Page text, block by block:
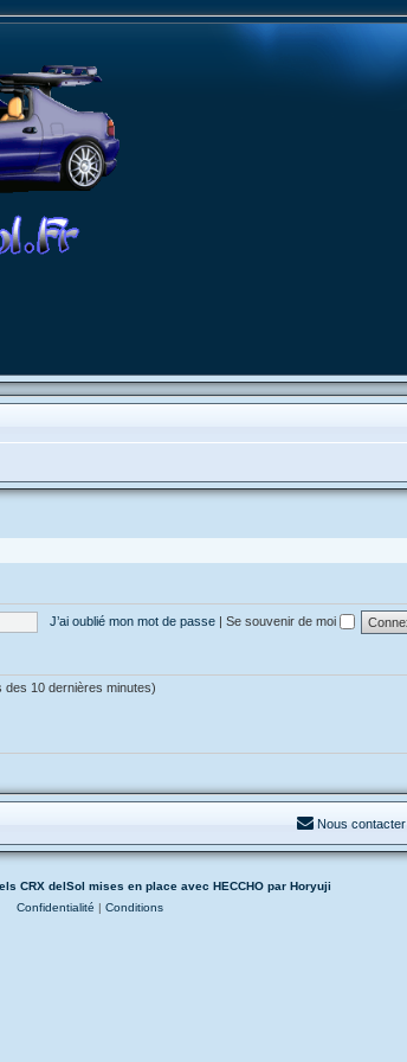
J’ai oublié mon mot de passe | Se souvenir de moi
des 10 dernières minutes)
Nous contacter
CRX delSol mises en place avec HECCHO par Horyuji
Confidentialité
Conditions